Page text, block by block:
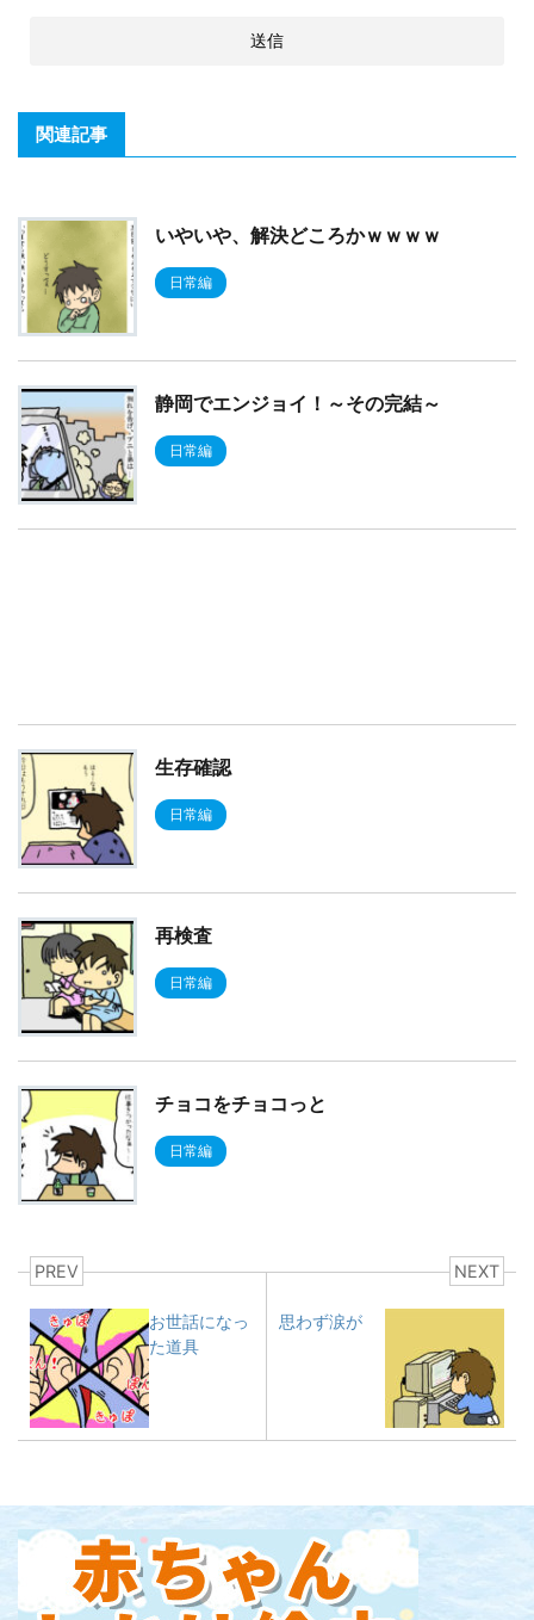
関連記事
いやいや、解決どころかｗｗｗｗ
日常編
静岡でエンジョイ！～その完結～
日常編
生存確認
日常編
再検査
日常編
チョコをチョコっと
日常編
PREV
お世話になっ
た道具
NEXT
思わず涙が